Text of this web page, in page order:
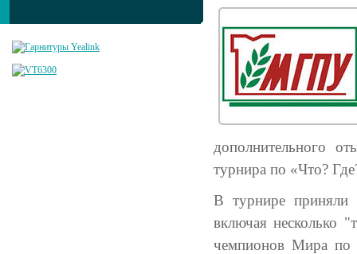
дополнительного
турнира по «Что?
В турнире приняли
включая несколько
чемпионов Мира